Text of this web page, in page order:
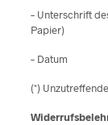
– Unterschrift
Papier)
– Datum
(*)